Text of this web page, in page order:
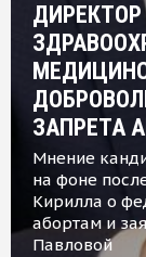
ЗАПРЕТА
Мнение
на фоне
Кирилла о
абортам и
Павловой